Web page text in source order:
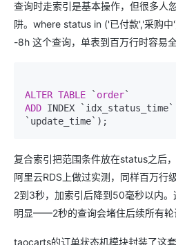
查询时走索引是基本操作，但很多人
阱。where status in ('已付款','采购
-8h 这个查询，单表到百万行时容易全
ALTER TABLE ` order
ADD INDEX
复合索引把范围条件放在status之后
阿里云RDS上做过实测，同样百万行
2到3秒，加索引后降到50毫秒以内
明显——2秒的查询会堵住后续所有轮
taocarts的订单状态机模块封装了这